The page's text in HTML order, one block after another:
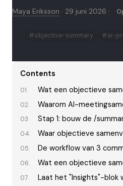
Maya Eriksson · 29 juni 2026 ·
#objective-summary #ai-
Contents
Wat een objectieve
Waarom AI-
Stap 1: bouw de /
Waar objectieve
De workflow van 3
Wat een objectieve
Laat het "Insights"-blok